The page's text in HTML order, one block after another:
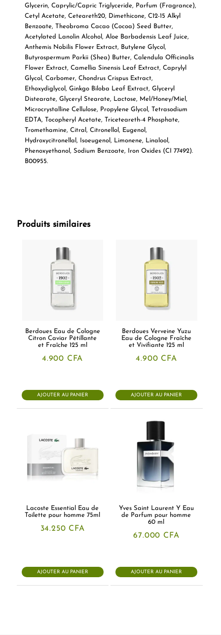
Glycerin, Caprylic/Capric Triglyceride, Parfum (Fragrance),
Cetyl Acetate, Ceteareth20, Dimethicone, C12-15 Alkyl
Benzoate, Theobroma Cacao (Cocoa) Seed Butter,
Acetylated Lanolin Alcohol, Aloe Barbadensis Leaf Juice,
Anthemis Nobilis Flower Extract, Butylene Glycol,
Butyrospermum Parkii (Shea) Butter, Calendula Officinalis
Flower Extract, Camellia Sinensis Leaf Extract, Caprylyl
Glycol, Carbomer, Chondrus Crispus Extract,
Ethoxydiglycol, Ginkgo Biloba Leaf Extract, Glyceryl
Distearate, Glyceryl Stearate, Lactose, Mel/Honey/Miel,
Microcrystalline Cellulose, Propylene Glycol, Tetrasodium
EDTA, Tocopheryl Acetate, Triceteareth-4 Phosphate,
Tromethamine, Citral, Citronellol, Eugenol,
Hydroxycitronellal, Isoeugenol, Limonene, Linalool,
Phenoxyethanol, Sodium Benzoate, Iron Oxides (CI 77492).
B00955.
Produits similaires
Berdoues Eau de Cologne
Citron Caviar Pétillante
et Fraîche 125 ml
4.900 CFA
AJOUTER AU PANIER
Berdoues Verveine Yuzu
Eau de Cologne Fraîche
et Vivifiante 125 ml
4.900 CFA
AJOUTER AU PANIER
Lacoste Essential Eau de
Toilette pour homme 75ml
34.250 CFA
AJOUTER AU PANIER
Yves Saint Laurent Y Eau
de Parfum pour homme
60 ml
67.000 CFA
AJOUTER AU PANIER